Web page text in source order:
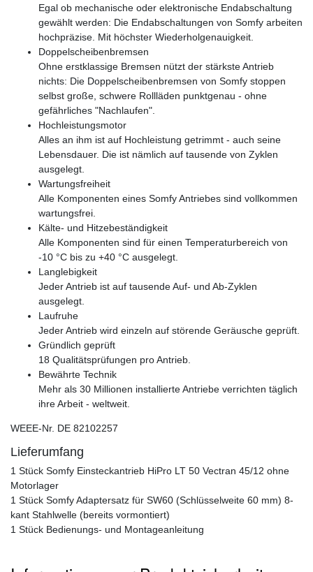
Egal ob mechanische oder elektronische Endabschaltung
gewählt werden: Die Endabschaltungen von Somfy arbeiten
hochpräzise. Mit höchster Wiederholgenauigkeit.
Doppelscheibenbremsen
Ohne erstklassige Bremsen nützt der stärkste Antrieb
nichts: Die Doppelscheibenbremsen von Somfy stoppen
selbst große, schwere Rollläden punktgenau - ohne
gefährliches "Nachlaufen".
Hochleistungsmotor
Alles an ihm ist auf Hochleistung getrimmt - auch seine
Lebensdauer. Die ist nämlich auf tausende von Zyklen
ausgelegt.
Wartungsfreiheit
Alle Komponenten eines Somfy Antriebes sind vollkommen
wartungsfrei.
Kälte- und Hitzebeständigkeit
Alle Komponenten sind für einen Temperaturbereich von
-10 °C bis zu +40 °C ausgelegt.
Langlebigkeit
Jeder Antrieb ist auf tausende Auf- und Ab-Zyklen
ausgelegt.
Laufruhe
Jeder Antrieb wird einzeln auf störende Geräusche geprüft.
Gründlich geprüft
18 Qualitätsprüfungen pro Antrieb.
Bewährte Technik
Mehr als 30 Millionen installierte Antriebe verrichten täglich
ihre Arbeit - weltweit.
WEEE-Nr. DE 82102257
Lieferumfang
1 Stück Somfy Einsteckantrieb HiPro LT 50 Vectran 45/12 ohne
Motorlager
1 Stück Somfy Adaptersatz für SW60 (Schlüsselweite 60 mm) 8-
kant Stahlwelle (bereits vormontiert)
1 Stück Bedienungs- und Montageanleitung